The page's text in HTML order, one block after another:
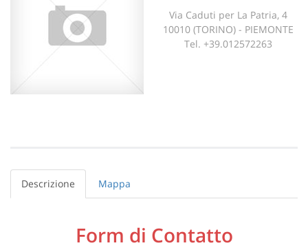
Via Caduti per La Patria, 4
10010 (TORINO) - PIEMONTE
Tel. +39.012572263
Descrizione Mappa
Form di Contatto